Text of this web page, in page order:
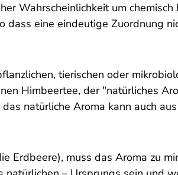
Wahrscheinlichkeit um
dass eine eindeutige Zuordnung
tierischen oder
Himbeertee, der "natürliches
natürliche Aroma kann auch
Erdbeere), muss das Aroma zu